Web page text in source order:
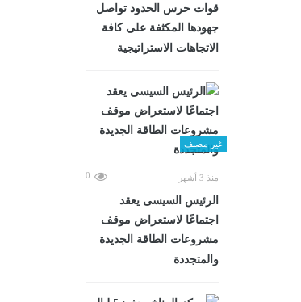
قوات حرس الحدود تواصل
جهودها المكثفة على كافة
الاتجاهات الاستراتيجية
غير مصنف
منذ 3 أشهر 0
الرئيس السيسى يعقد
اجتماعًا لاستعراض موقف
مشروعات الطاقة الجديدة
والمتجددة